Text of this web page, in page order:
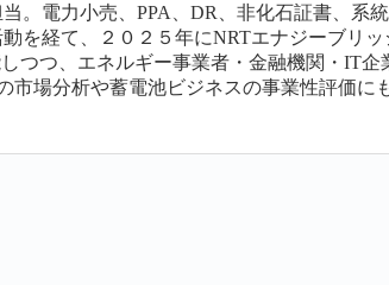
。電力小売、PPA、DR、非化石証書、系
を経て、２０２５年にNRTエナジーブリ
つつ、エネルギー事業者・金融機関・IT企
場分析や蓄電池ビジネスの事業性評価に